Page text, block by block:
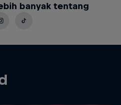
banyak tentang